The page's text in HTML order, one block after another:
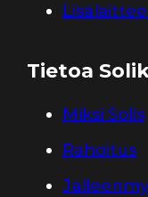
Tietoa
Miksi Solis
Rahoitus